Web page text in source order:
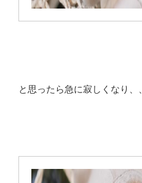
と思ったら急に寂しくなり、、